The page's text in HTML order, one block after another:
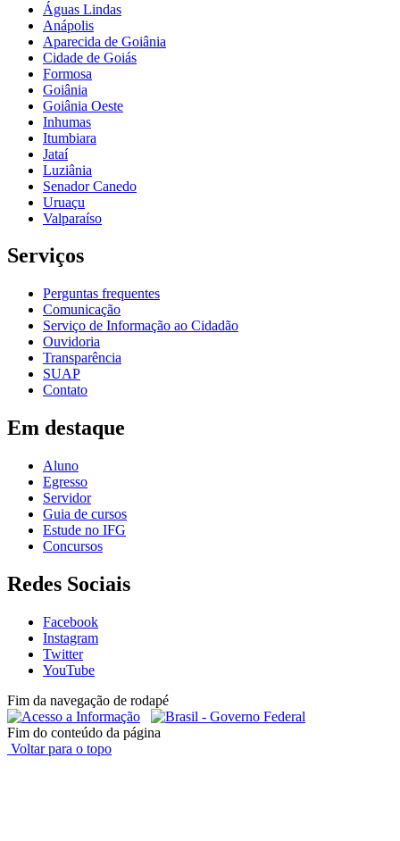
Águas Lindas
Anápolis
Aparecida de Goiânia
Cidade de Goiás
Formosa
Goiânia
Goiânia Oeste
Inhumas
Itumbiara
Jataí
Luziânia
Senador Canedo
Uruaçu
Valparaíso
Serviços
Perguntas frequentes
Comunicação
Serviço de Informação ao Cidadão
Ouvidoria
Transparência
SUAP
Contato
Em destaque
Aluno
Egresso
Servidor
Guia de cursos
Estude no IFG
Concursos
Redes Sociais
Facebook
Instagram
Twitter
YouTube
Fim da navegação de rodapé
Fim do conteúdo da página
Voltar para o topo